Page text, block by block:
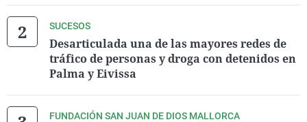
SUCESOS
Desarticulada una de las mayores redes de
tráfico de personas y droga con detenidos en
Palma y Eivissa
FUNDACIÓN SAN JUAN DE DIOS MALLORCA